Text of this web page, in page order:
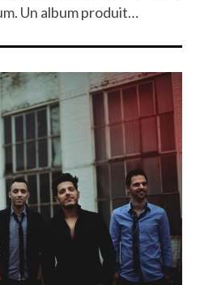
Un album produit…